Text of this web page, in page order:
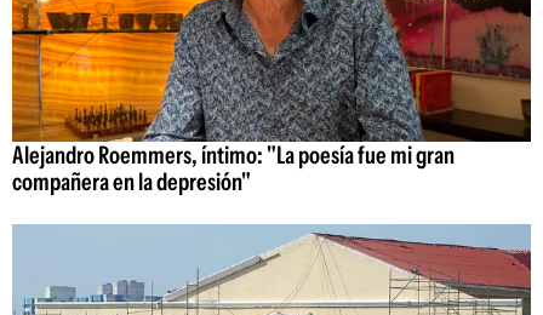
Alejandro Roemmers, íntimo: "La poesía fue mi gran
compañera en la depresión"